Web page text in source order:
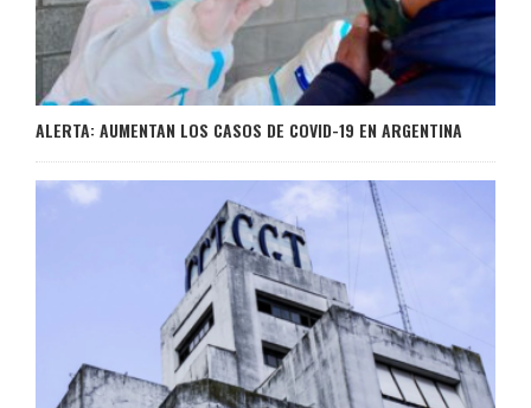
ALERTA: AUMENTAN LOS CASOS DE COVID-19 EN ARGENTINA